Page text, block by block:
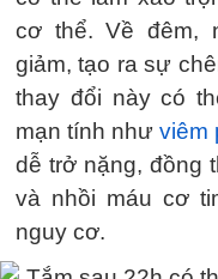
cơ thể. Về đêm,
giảm, tạo ra sự
thay đổi này có
mạn tính nhưviêm
dễ trở nặng, đồng
và nhồi máu cơ
nguy cơ.